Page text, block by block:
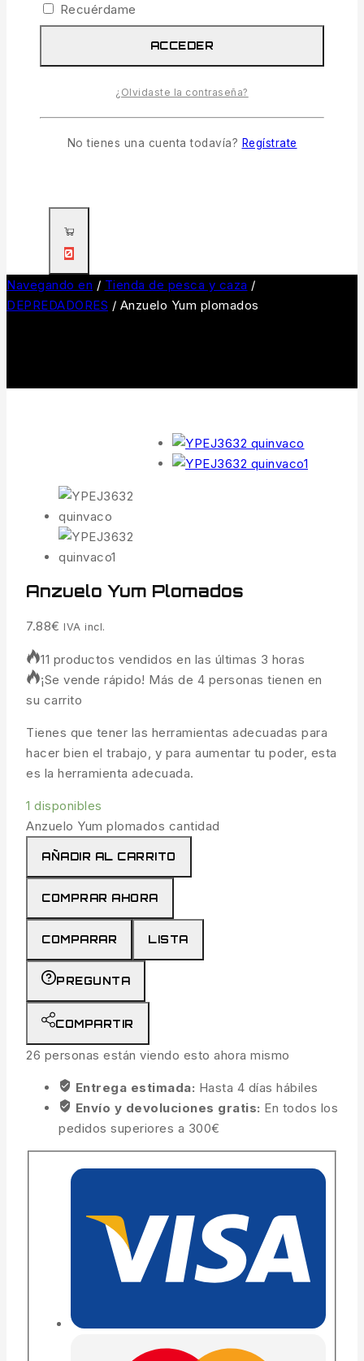
0
0
0
Navegando en / Tienda de pesca y caza /
DEPREDADORES / Anzuelo Yum plomados
Anzuelo Yum Plomados
7.88€ IVA incl.
11 productos vendidos en las últimas 3 horas
¡Se vende rápido! Más de 4 personas tienen en
su carrito
Tienes que tener las herramientas adecuadas para
hacer bien el trabajo, y para aumentar tu poder, esta
es la herramienta adecuada.
1 disponibles
Anzuelo Yum plomados cantidad
AÑADIR AL CARRITO
COMPRAR AHORA
COMPARAR LISTA
PREGUNTA
COMPARTIR
26 personas están viendo esto ahora mismo
Entrega estimada: Hasta 4 días hábiles
Envío y devoluciones gratis: En todos los
pedidos superiores a 300€
Recuérdame
ACCEDER
¿Olvidaste la contraseña?
No tienes una cuenta todavía? Regístrate